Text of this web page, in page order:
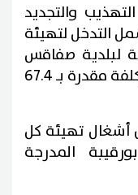
والتجديد
التدخل لتهيئة
لبلدية صفاقس
يقطنها حوالي 20 ألف ساكن و بكلفة مقدرة بـ 67.4
أشغال تهيئة كل
المدرجة